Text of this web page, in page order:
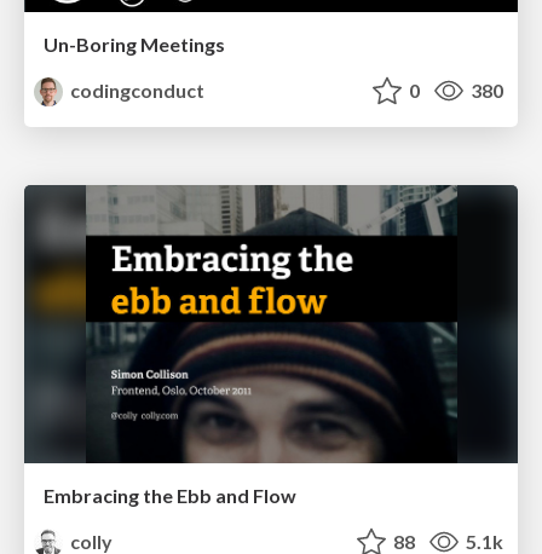
Un-Boring Meetings
codingconduct
0 380
Embracing the Ebb and Flow
colly
88 5.1k